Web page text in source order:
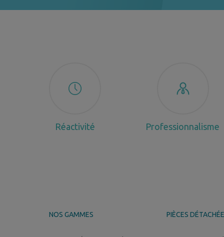
Réactivité Professionnalisme
NOS GAMMES PIÈCES